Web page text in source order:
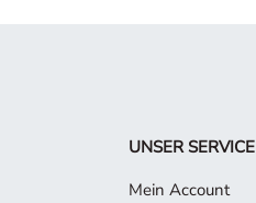
UNSER SERVICE
Mein Account